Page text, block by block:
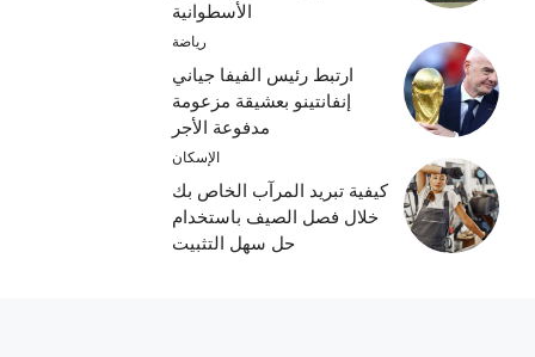
الأسطوانية
رياضة
ارتبط رئيس الفيفا جياني
إنفانتينو بعشيقة مزعومة
مدفوعة الأجر
الإسكان
كيفية تبريد المرآب الخاص بك
خلال فصل الصيف باستخدام
حل سهل التثبيت